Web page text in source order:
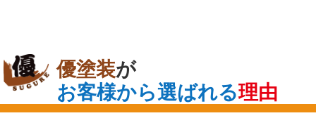
優塗装が
お客様から選ばれる理由